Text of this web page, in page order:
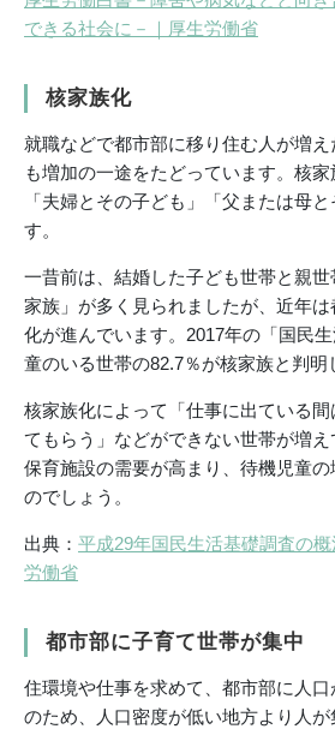
できる社会に－｜厚生労働省
核家族化
就職などで都市部に移り住む人が増え
も増加の一途をたどっています。核家
「夫婦とその子ども」「父または母
す。
一昔前は、結婚した子ども世帯と親
家族」が多く見られましたが、近年
化が進んでいます。2017年の「国民
童のいる世帯の82.7％が核家族と判明
核家族化によって「仕事に出ている
てもらう」などができない世帯が増え
保育施設の需要が高まり、待機児童
のでしょう。
出典： 平成29年国民生活基礎調査の
労働省
都市部に子育て世帯が集中
住環境や仕事を求めて、都市部に人
のため、人口密度が低い地方より人